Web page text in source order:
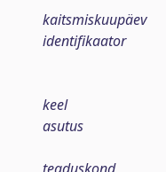
kaitsmiskuupäev
identifikaator
keel
asutus